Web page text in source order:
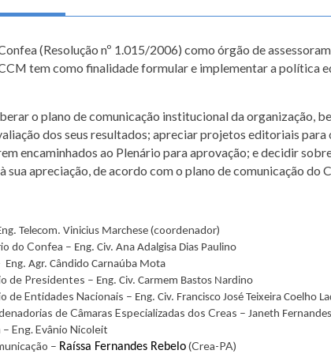
(Resolução nº 1.015/2006) como órgão de
tem como finalidade formular e implementar a política
o plano de comunicação institucional da organização,
dos seus resultados; apreciar projetos editoriais para
encaminhados ao Plenário para aprovação; e decidir
sua apreciação, de acordo com o plano de comunicação do
Telecom. Vinicius Marchese(coordenador)
do Confea – Eng. Civ. Ana Adalgisa Dias Paulino
Eng. Agr. Cândido Carnaúba Mota
de Presidentes – Eng. Civ. Carmem Bastos Nardino
de Entidades Nacionais – Eng. Civ. Francisco José Teixeira Coelho
de Câmaras Especializadas dos Creas – Janeth
Eng. Evânio Nicoleit
– Raíssa Fernandes Rebelo(Crea-PA)